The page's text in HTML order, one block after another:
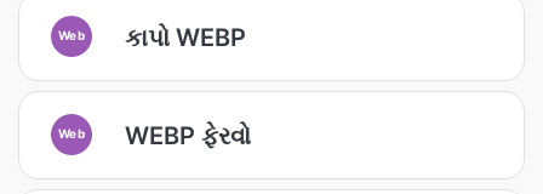
Web કાપો WEBP
Web WEBP ફેરવો